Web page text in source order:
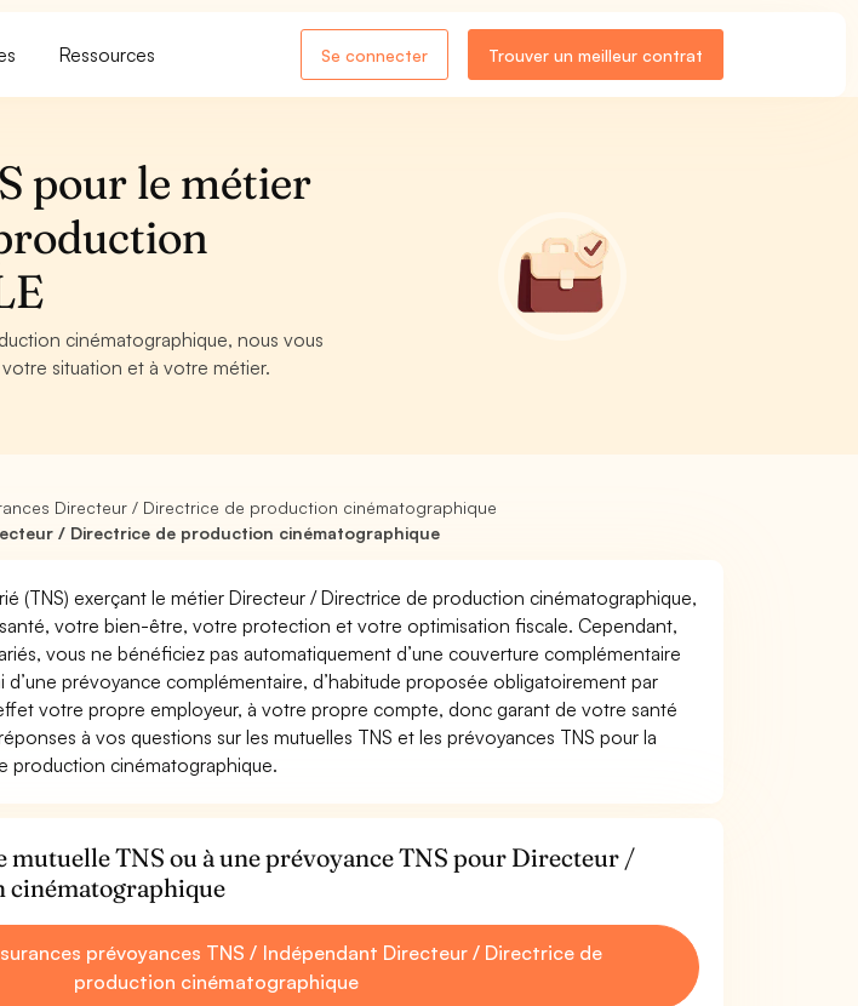
Ressources Se connecter Trouver un meilleur contrat
pour le métier
cinématographique, nous vous
situation et à votre métier.
Directeur / Directrice de production cinématographique
/ Directrice de production cinématographique
(TNS) exerçant le métier Directeur / Directrice de production cinématographique,
votre bien-être, votre protection et votre optimisation fiscale. Cependant,
vous ne bénéficiez pas automatiquement d’une couverture complémentaire
d’une prévoyance complémentaire, d’habitude proposée obligatoirement par
votre propre employeur, à votre propre compte, donc garant de votre santé
à vos questions sur les mutuelles TNS et les prévoyances TNS pour la
production cinématographique.
mutuelle TNS ou à une prévoyance TNS pour Directeur /
prévoyances TNS / Indépendant Directeur / Directrice de
production cinématographique